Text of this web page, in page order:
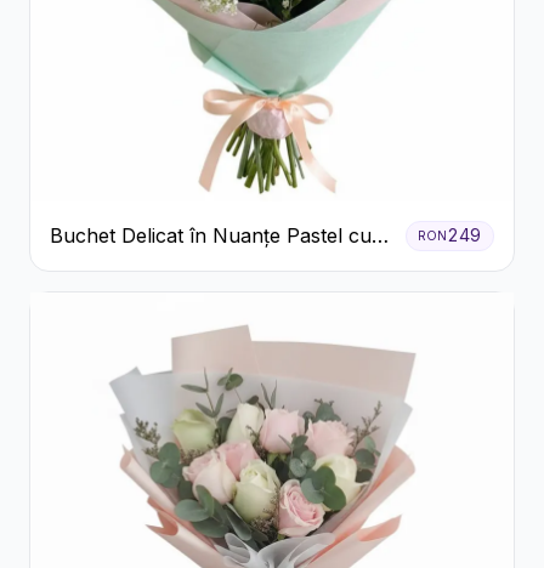
Buchet Delicat în Nuanțe Pastel cu
Trandafiri și Crizanteme Roz
RON249